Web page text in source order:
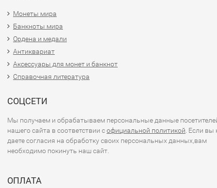
Монеты мира
Банкноты мира
Ордена и медали
Антиквариат
Аксессуары для монет и банкнот
Справочная литература
СОЦСЕТИ
Мы получаем и обрабатываем персональные данные
нашего сайта в соответствии софициальной политикой . Если вы
даете согласия на обработку своих персональных данных,вам
необходимо покинуть наш сайт.
ОПЛАТА